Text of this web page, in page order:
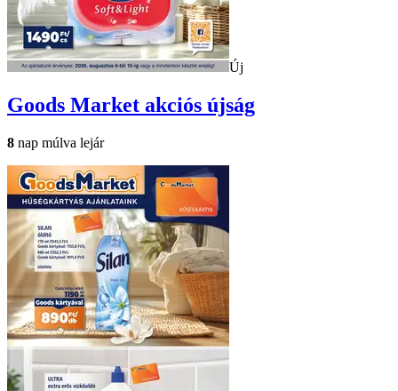
Új
Goods Market akciós újság
8 nap múlva lejár